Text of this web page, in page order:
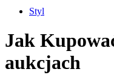
Styl
Jak
aukcjach